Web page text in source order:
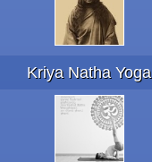
Kriya Natha Yoga